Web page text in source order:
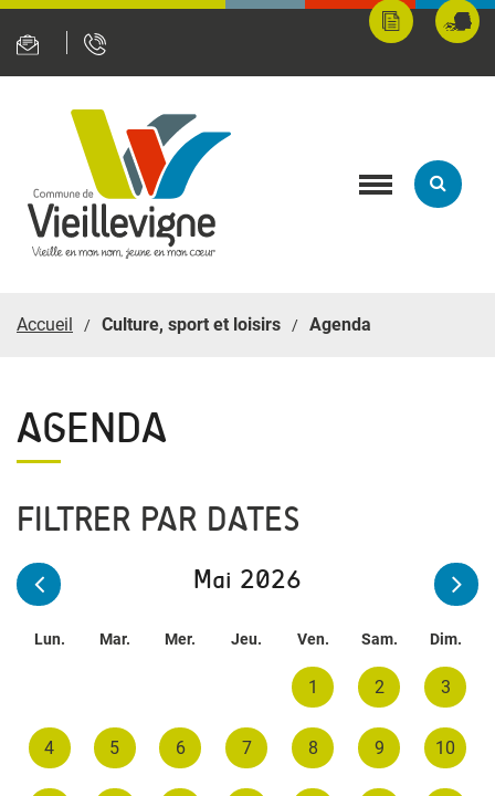
Mes
démarches
Toggle
Accueil Culture, sport et loisirs Agenda
AGENDA
FILTRER PAR DATES
Mai 2026
Lun. Mar. Mer. Jeu. Ven. Sam. Dim.
1 2 3
4 5 6 7 8 9 10
Panneau de gestion des cookies